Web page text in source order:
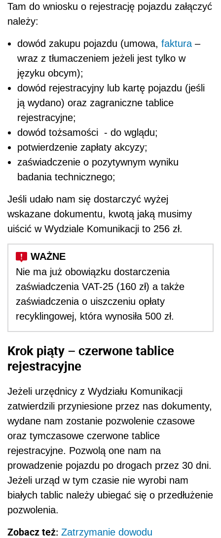
Tam do wniosku o rejestrację pojazdu załączyć
należy:
dowód zakupu pojazdu (umowa, faktura –
wraz z tłumaczeniem jeżeli jest tylko w
języku obcym);
dowód rejestracyjny lub kartę pojazdu (jeśli
ją wydano) oraz zagraniczne tablice
rejestracyjne;
dowód tożsamości - do wglądu;
potwierdzenie zapłaty akcyzy;
zaświadczenie o pozytywnym wyniku
badania technicznego;
Jeśli udało nam się dostarczyć wyżej
wskazane dokumentu, kwotą jaką musimy
uiścić w Wydziale Komunikacji to 256 zł.
Nie ma już obowiązku dostarczenia
zaświadczenia VAT-25 (160 zł) a także
zaświadczenia o uiszczeniu opłaty
recyklingowej, która wynosiła 500 zł.
Krok piąty – czerwone tablice
rejestracyjne
Jeżeli urzędnicy z Wydziału Komunikacji
zatwierdzili przyniesione przez nas dokumenty,
wydane nam zostanie pozwolenie czasowe
oraz tymczasowe czerwone tablice
rejestracyjne. Pozwolą one nam na
prowadzenie pojazdu po drogach przez 30 dni.
Jeżeli urząd w tym czasie nie wyrobi nam
białych tablic należy ubiegać się o przedłużenie
pozwolenia.
Zobacz też: Zatrzymanie dowodu